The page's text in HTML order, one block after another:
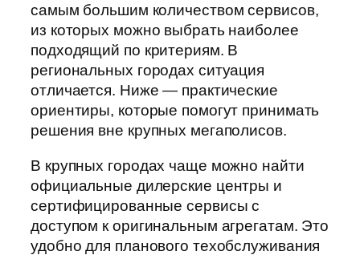
самым большим количеством сервисов,
из которых можно выбрать наиболее
подходящий по критериям. В
региональных городах ситуация
отличается. Ниже — практические
ориентиры, которые помогут принимать
решения вне крупных мегаполисов.
В крупных городах чаще можно найти
официальные дилерские центры и
сертифицированные сервисы с
доступом к оригинальным агрегатам. Это
удобно для планового техобслуживания